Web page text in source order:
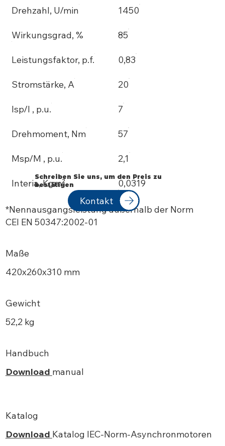
Drehzahl, U/min 1450
Wirkungsgrad, % 85
Leistungsfaktor, p.f. 0,83
Stromstärke, A 20
Isp/I , p.u. 7
Drehmoment, Nm 57
Msp/M , p.u. 2,1
Interia, Kgm² 0,0319
*Nennausgangsleistung außerhalb der Norm
CEI EN 50347:2002-01
Maße
420х260x310 mm
Gewicht
52,2 kg
Handbuch
Download manual
Katalog
Download Katalog IEC-Norm-Asynchronmotoren
Schreiben Sie uns, um den Preis zu
bestätigen
Kontakt